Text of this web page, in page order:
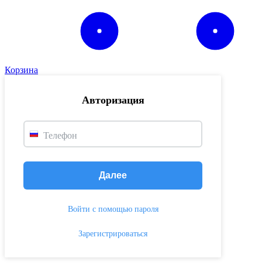
Корзина
Авторизация
Телефон
Далее
Войти с помощью пароля
Зарегистрироваться